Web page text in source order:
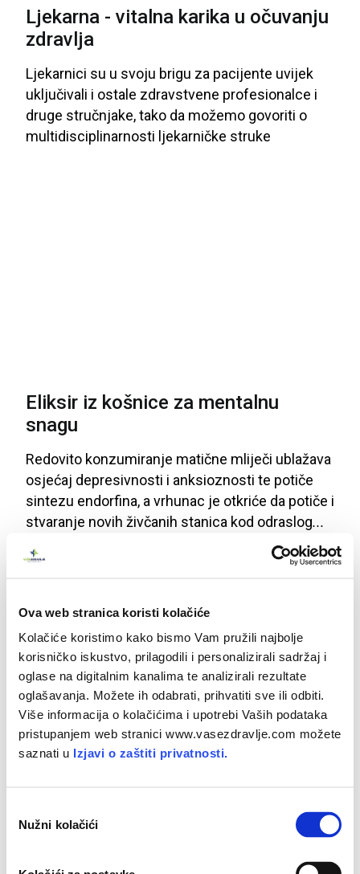
Ova web stranica koristi kolačiće
Kolačiće koristimo kako bismo Vam pružili najbolje
korisničko iskustvo, prilagodili i personalizirali sadržaj i
oglase na digitalnim kanalima te analizirali rezultate
oglašavanja. Možete ih odabrati, prihvatiti sve ili odbiti.
Više informacija o kolačićima i upotrebi Vaših podataka
pristupanjem web stranici www.vasezdravlje.com možete
saznati u Izjavi o zaštiti privatnosti.
Nužni kolačići
Ljekarna - vitalna karika u očuvanju
zdravlja
Ljekarnici su u svoju brigu za pacijente uvijek
uključivali i ostale zdravstvene profesionalce i
druge stručnjake, tako da možemo govoriti o
multidisciplinarnosti ljekarničke struke
Eliksir iz košnice za mentalnu
snagu
Redovito konzumiranje matične mliječi ublažava
osjećaj depresivnosti i anksioznosti te potiče
sintezu endorfina, a vrhunac je otkriće da potiče i
stvaranje novih živčanih stanica kod odraslog...
tolerira
stvara